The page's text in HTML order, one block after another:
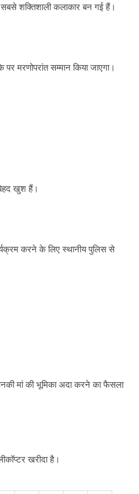
शक्तिशाली कलाकार बन गई हैं।
पर मरणोपरांत सम्मान किया जाएगा।
खुश हैं।
करने के लिए स्थानीय पुलिस से
मां की भूमिका अदा करने का फैसला
खरीदा है।